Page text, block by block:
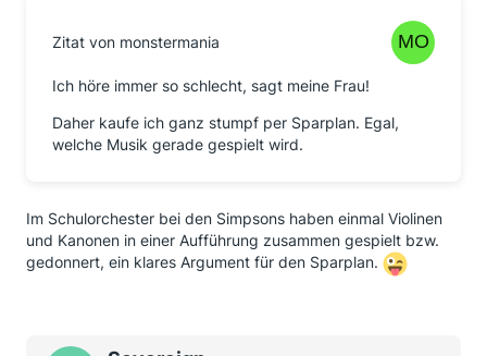
Zitat von monstermania
Ich höre immer so schlecht, sagt meine Frau!
Daher kaufe ich ganz stumpf per Sparplan. Egal,
welche Musik gerade gespielt wird.
Im Schulorchester bei den Simpsons haben einmal Violinen
und Kanonen in einer Aufführung zusammen gespielt bzw.
gedonnert, ein klares Argument für den Sparplan.